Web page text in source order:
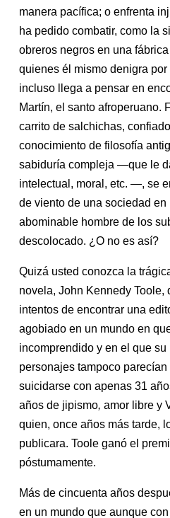
manera pacífica; o enfrenta
ha pedido combatir, como la
obreros negros en una
quienes él mismo denigra
incluso llega a pensar en
Martín, el santo afroperuano.
carrito de salchichas,
conocimiento de filosofía
sabiduría compleja —que le
intelectual, moral, etc. —, se
de viento de una sociedad en
abominable hombre de los
descolocado. ¿O no es así?
Quizá usted conozca la
novela, John Kennedy Toole,
intentos de encontrar una
agobiado en un mundo en
incomprendido y en el que
personajes tampoco
suicidarse con apenas 31
años de jipismo, amor libre y
quien, once años más tarde,
publicara. Toole ganó el
póstumamente.
Más de cincuenta años
en un mundo que aunque